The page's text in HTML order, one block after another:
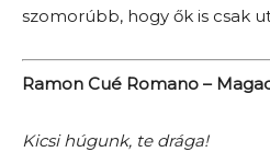
szomorúbb, hogy ők is csak
Ramon Cué Romano –
Kicsi húgunk, te drága!